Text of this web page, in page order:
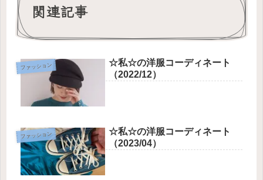
関連記事
ファッション
☆私☆の洋服コーディネート
（2022/12）
ファッション
☆私☆の洋服コーディネート
（2023/04）